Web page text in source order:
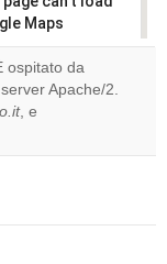
Maps
you
this
ospitato da
Apache/2.
, e